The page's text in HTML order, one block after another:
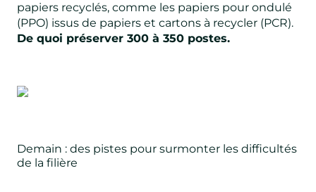
papiers recyclés, comme les papiers pour ondulé
(PPO) issus de papiers et cartons à recycler (PCR).
De quoi préserver 300 à 350 postes.
Demain : des pistes pour surmonter les difficultés
de la filière